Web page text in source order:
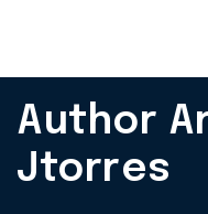
Author
Jtorres